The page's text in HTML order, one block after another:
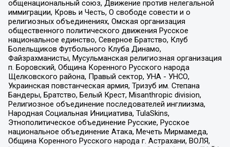
общенациональный союз, Движение против нелегальной
иммиграции, Кровь и Честь, О свободе совести и о
религиозных объединениях, Омская организация
общественного политического движения Русское
национальное единство, Северное Братство, Клуб
Болельщиков Футбольного Клуба Динамо,
Файзрахманисты, Мусульманская религиозная организация
п. Боровский, Община Коренного Русского народа
Щелковского района, Правый сектор, УНА - УНСО,
Украинская повстанческая армия, Тризуб им. Степана
Бандеры, Братство, Белый Крест, Misanthropic division,
Религиозное объединение последователей инглиизма,
Народная Социальная Инициатива, TulaSkins,
Этнополитическое объединение Русские, Русское
национальное объединение Атака, Мечеть Мирмамеда,
Община Коренного Русского народа г. Астрахани, ВОЛЯ,